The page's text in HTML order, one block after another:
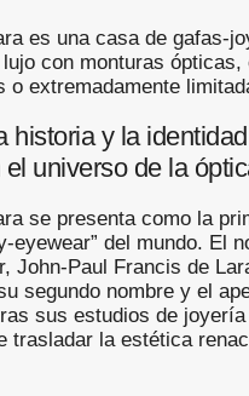
es una casa de gafas-
con monturas ópticas,
o extremadamente
historia y la
universo de la
se presenta como la
eyewear” del mundo. El
John‑Paul Francis de
segundo nombre y el
sus estudios de
trasladar la estética